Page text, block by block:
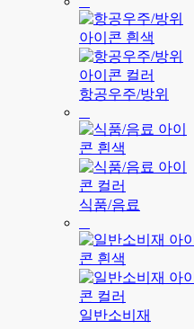
항공우주/방위
식품/음료
일반소비재